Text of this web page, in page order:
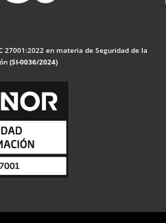
27001:2022 en materia de Seguridad de la
(SI-0036/2024)